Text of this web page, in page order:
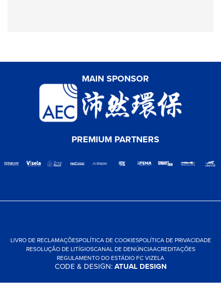
MAIN SPONSOR
PREMIUM PARTNERS
LIVRO DE RECLAMAÇÕESPOLÍTICA DE COOKIESPOLÍTICA DE PRIVACIDADE
RESOLUÇÃO DE LITÍGIOSCANAL DE DENÚNCIAACREDITAÇÕES
REGULAMENTO DO ESTÁDIO FC VIZELA
CODE & DESIGN:ATUAL DESIGN